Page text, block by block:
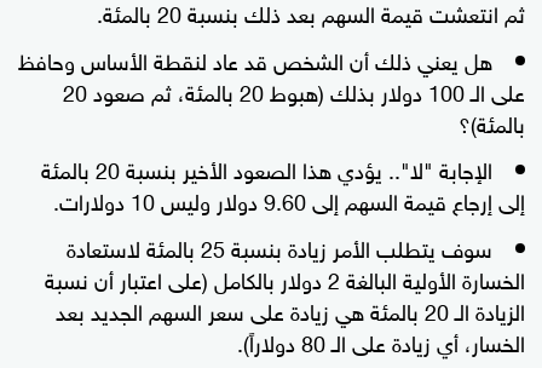
ثم انتعشت قيمة السهم بعد ذلك بنسبة 20 بالمئة.
هل يعني ذلك أن الشخص قد عاد لنقطة الأساس وحافظ
على الـ 100 دولار بذلك (هبوط 20 بالمئة، ثم صعود 20
بالمئة)؟
الإجابة "لا".. يؤدي هذا الصعود الأخير بنسبة 20 بالمئة
إلى إرجاع قيمة السهم إلى 9.60 دولار وليس 10 دولارات.
سوف يتطلب الأمر زيادة بنسبة 25 بالمئة لاستعادة
الخسارة الأولية البالغة 2 دولار بالكامل (على اعتبار أن نسبة
الزيادة الـ 20 بالمئة هي زيادة على سعر السهم الجديد بعد
الخسار، أي زيادة على الـ 80 دولاراً).